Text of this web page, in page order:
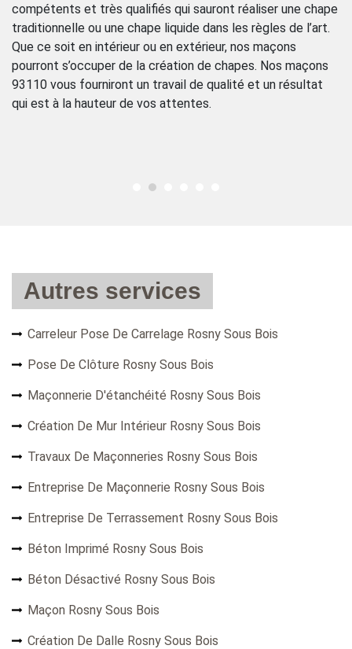
compétents et très qualifiés qui sauront réaliser une chape
traditionnelle ou une chape liquide dans les règles de l’art.
Que ce soit en intérieur ou en extérieur, nos maçons
pourront s’occuper de la création de chapes. Nos maçons
93110 vous fourniront un travail de qualité et un résultat
qui est à la hauteur de vos attentes.
Autres services
Carreleur Pose De Carrelage Rosny Sous Bois
Pose De Clôture Rosny Sous Bois
Maçonnerie D'étanchéité Rosny Sous Bois
Création De Mur Intérieur Rosny Sous Bois
Travaux De Maçonneries Rosny Sous Bois
Entreprise De Maçonnerie Rosny Sous Bois
Entreprise De Terrassement Rosny Sous Bois
Béton Imprimé Rosny Sous Bois
Béton Désactivé Rosny Sous Bois
Maçon Rosny Sous Bois
Création De Dalle Rosny Sous Bois